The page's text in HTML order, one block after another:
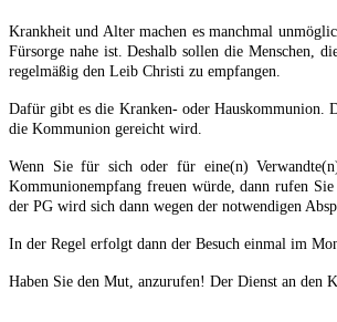
Krankheit und Alter machen es manchmal
Fürsorge nahe ist. Deshalb sollen die Menschen,
regelmäßig den Leib Christi zu empfangen.
Dafür gibt es die Kranken- oder Hauskommunion.
die Kommunion gereicht wird.
Wenn Sie für sich oder für eine(n)
Kommunionempfang freuen würde, dann rufen
der PG wird sich dann wegen der notwendigen
In der Regel erfolgt dann der Besuch einmal im
Haben Sie den Mut, anzurufen! Der Dienst an den